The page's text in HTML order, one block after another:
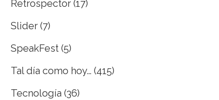
Retrospector (17)
Slider (7)
SpeakFest (5)
Tal día como hoy… (415)
Tecnología (36)